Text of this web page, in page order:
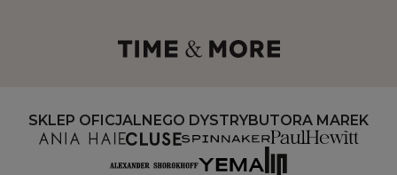
SKLEP OFICJALNEGO DYSTRYBUTORA MAREK